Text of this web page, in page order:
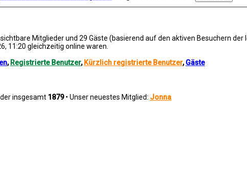
Mitglieder und 29 Gäste (basierend auf den aktiven Besuchern
11:20 gleichzeitig online waren.
, Registrierte Benutzer, Kürzlich registrierte Benutzer,Gäste
insgesamt 1879• Unser neuestes Mitglied: Jonna